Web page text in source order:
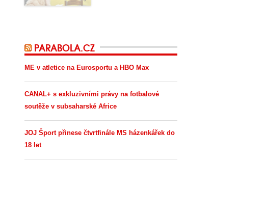
PARABOLA.CZ
ME v atletice na Eurosportu a HBO Max
CANAL+ s exkluzivními právy na fotbalové
soutěže v subsaharské Africe
JOJ Šport přinese čtvrtfinále MS házenkářek do
18 let